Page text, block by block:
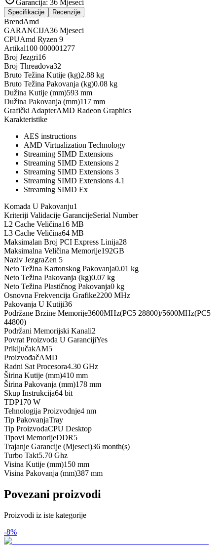
Garancija: 36 Mjeseci
Specifikacije Recenzije
BrendAmd
GARANCIJA36 Mjeseci
CPUAmd Ryzen 9
Artikal100 000001277
Broj Jezgri16
Broj Threadova32
Bruto Težina Kutije (kg)2.88 kg
Bruto Težina Pakovanja (kg)0.08 kg
Dužina Kutije (mm)593 mm
Dužina Pakovanja (mm)117 mm
Grafički AdapterAMD Radeon Graphics
Karakteristike
AES instructions
AMD Virtualization Technology
Streaming SIMD Extensions
Streaming SIMD Extensions 2
Streaming SIMD Extensions 3
Streaming SIMD Extensions 4.1
Streaming SIMD Ex
Komada U Pakovanju1
Kriteriji Validacije GarancijeSerial Number
L2 Cache Veličina16 MB
L3 Cache Veličina64 MB
Maksimalan Broj PCI Express Linija28
Maksimalna Veličina Memorije192GB
Naziv JezgraZen 5
Neto Težina Kartonskog Pakovanja0.01 kg
Neto Težina Pakovanja (kg)0.07 kg
Neto Težina Plastičnog Pakovanja0 kg
Osnovna Frekvencija Grafike2200 MHz
Pakovanja U Kutiji36
Podržane Brzine Memorije3600MHz(PC5 28800)/5600MHz(PC5
44800)
Podržani Memorijski Kanali2
Povrat Proizvoda U GarancijiYes
PriključakAM5
ProizvođačAMD
Radni Sat Procesora4.30 GHz
Širina Kutije (mm)410 mm
Širina Pakovanja (mm)178 mm
Skup Instrukcija64 bit
TDP170 W
Tehnologija Proizvodnje4 nm
Tip PakovanjaTray
Tip ProizvodaCPU Desktop
Tipovi MemorijeDDR5
Trajanje Garancije (Mjeseci)36 month(s)
Turbo Takt5.70 Ghz
Visina Kutije (mm)150 mm
Visina Pakovanja (mm)387 mm
Povezani proizvodi
Proizvodi iz iste kategorije
-8%